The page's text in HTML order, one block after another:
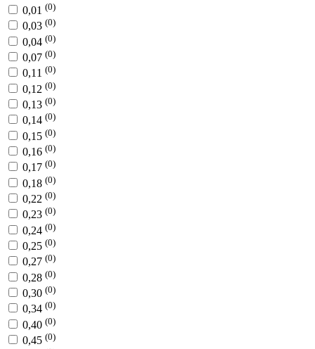
0,01 (0)
0,03 (0)
0,04 (0)
0,07 (0)
0,11 (0)
0,12 (0)
0,13 (0)
0,14 (0)
0,15 (0)
0,16 (0)
0,17 (0)
0,18 (0)
0,22 (0)
0,23 (0)
0,24 (0)
0,25 (0)
0,27 (0)
0,28 (0)
0,30 (0)
0,34 (0)
0,40 (0)
0,45 (0)